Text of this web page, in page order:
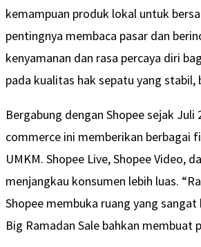
kemampuan produk lokal untuk
pentingnya membaca pasar dan
kenyamanan dan rasa percaya diri
pada kualitas hak sepatu yang
Bergabung dengan Shopee sejak
commerce ini memberikan berbagai
UMKM. Shopee Live, Shopee Video,
menjangkau konsumen lebih luas.
Shopee membuka ruang yang
Big Ramadan Sale bahkan membuat